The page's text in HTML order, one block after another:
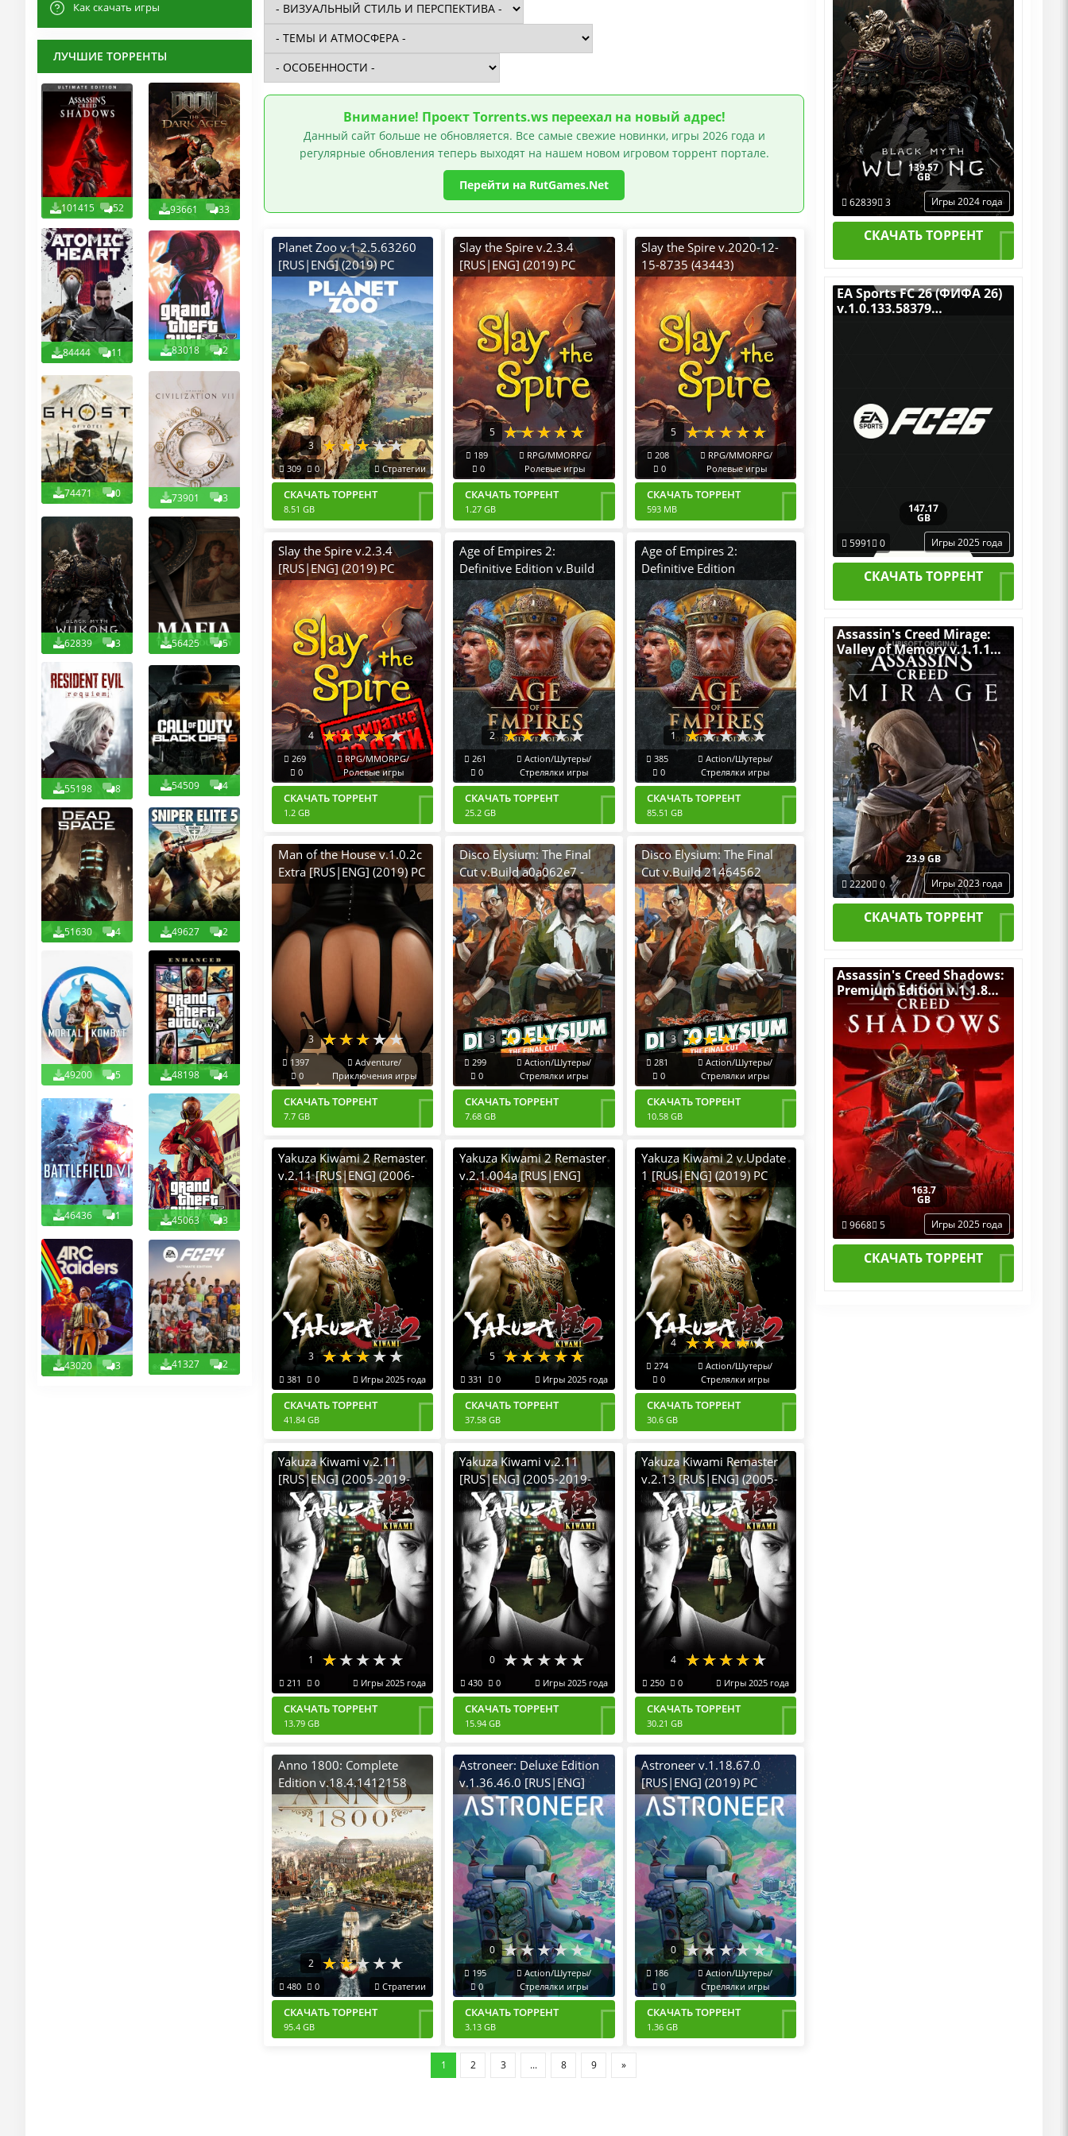
Как скачать игры
ЛУЧШИЕ ТОРРЕНТЫ
101415 52 93661 33
84444 11 83018 2
74471 0 73901 3
62839 3 56425 5
55198 8 54509 4
51630 4 49627 2
49200 5 48198 4
46436 1 45063 3
43020 3 41327 2
Внимание! Проект Torrents.ws переехал на новый адрес!
Данный сайт больше не обновляется. Все самые свежие новинки, игры 2026 года и
регулярные обновления теперь выходят на нашем новом игровом торрент портале.
Перейти на RutGames.Net
Planet Zoo v.1.2.5.63260
[RUS|ENG] (2019) PC
RePack от Хаттаб + All
DLCs
3
309 0 Стратегии
СКАЧАТЬ ТОРРЕНТ
8.51 GB
Slay the Spire v.2.3.4
[RUS|ENG] (2019) PC
Пиратка Portable + DLC
5
189
0
RPG/MMORPG/
Ролевые игры
СКАЧАТЬ ТОРРЕНТ
1.27 GB
Slay the Spire v.2020-12-
15-8735 (43443)
[RUS|ENG] (2019) PC
Лицензия GOG
5
208
0
RPG/MMORPG/
Ролевые игры
СКАЧАТЬ ТОРРЕНТ
593 MB
Slay the Spire v.2.3.4
[RUS|ENG] (2019) PC
Пиратка + Multiplayer
(Online по Сети) + DLCs
4
269
0
RPG/MMORPG/
Ролевые игры
СКАЧАТЬ ТОРРЕНТ
1.2 GB
Age of Empires 2:
Definitive Edition v.Build
45340 [RUS|ENG] (2019)
PC RePack от Хаттаб с
Дополнениями
2
261
0
Action/Шутеры/
Стрелялки игры
СКАЧАТЬ ТОРРЕНТ
25.2 GB
Age of Empires 2:
Definitive Edition
v.101.103.38337.0
[RUS|ENG] (1999-2019) PC
Пиратка Portable + All
DLCs
1
385
0
Action/Шутеры/
Стрелялки игры
СКАЧАТЬ ТОРРЕНТ
85.51 GB
Man of the House v.1.0.2c
Extra [RUS|ENG] (2019) PC
Лицензия
3
1397
0
Adventure/
Приключения игры
СКАЧАТЬ ТОРРЕНТ
7.7 GB
Disco Elysium: The Final
Cut v.Build a0a062e7 -
Collage Mode [RUS|ENG]
(2019) PC RePack от FitGirl
3
299
0
Action/Шутеры/
Стрелялки игры
СКАЧАТЬ ТОРРЕНТ
7.68 GB
Disco Elysium: The Final
Cut v.Build 21464562
[RUS|ENG] (2019) PC
Пиратка Portable + DLCs
3
281
0
Action/Шутеры/
Стрелялки игры
СКАЧАТЬ ТОРРЕНТ
10.58 GB
Yakuza Kiwami 2 Remaster
v.2.11 [RUS|ENG] (2006-
2019-2025) PC RePack от
Селезень
3
381 0 Игры 2025 года
СКАЧАТЬ ТОРРЕНТ
41.84 GB
Yakuza Kiwami 2 Remaster
v.2.1.004a [RUS|ENG]
(2006-2019-2025) PC
Лицензия GOG + DLCs
5
331 0 Игры 2025 года
СКАЧАТЬ ТОРРЕНТ
37.58 GB
Yakuza Kiwami 2 v.Update
1​​​​​​​ [RUS|ENG] (2019) PC
RePack от Хаттаб
4
274
0
Action/Шутеры/
Стрелялки игры
СКАЧАТЬ ТОРРЕНТ
30.6 GB
Yakuza Kiwami v.2.11
[RUS|ENG] (2005-2019-
2025) PC RePack от FitGirl
1
211 0 Игры 2025 года
СКАЧАТЬ ТОРРЕНТ
13.79 GB
Yakuza Kiwami v.2.11
[RUS|ENG] (2005-2019-
2025) PC RePack от
Селезень
0
430 0 Игры 2025 года
СКАЧАТЬ ТОРРЕНТ
15.94 GB
Yakuza Kiwami Remaster
v.2.13 [RUS|ENG] (2005-
2019-2025) PC Пиратка
Portable
4
250 0 Игры 2025 года
СКАЧАТЬ ТОРРЕНТ
30.21 GB
Anno 1800: Complete
Edition v.18.4.1412158
[RUS|ENG] (2019) PC
Пиратка Portable со
всеми Дополнениями
(All DLC)
2
480 0 Стратегии
СКАЧАТЬ ТОРРЕНТ
95.4 GB
Astroneer: Deluxe Edition
v.1.36.46.0 [RUS|ENG]
(2019) PC Пиратка
Portable + ALL DLC
0
195
0
Action/Шутеры/
Стрелялки игры
СКАЧАТЬ ТОРРЕНТ
3.13 GB
Astroneer v.1.18.67.0​​​​​​​
[RUS|ENG] (2019) PC
RePack от Хаттаб
0
186
0
Action/Шутеры/
Стрелялки игры
СКАЧАТЬ ТОРРЕНТ
1.36 GB
1 2 3 ... 8 9 »
Механики со всеми
Дополнениями (DLC)
139.57
GB
62839 3 Игры 2024 года
СКАЧАТЬ ТОРРЕНТ
EA Sports FC 26 (ФИФА 26)
v.1.0.133.58379
147.17
GB
5991
0 Игры 2025 года
СКАЧАТЬ ТОРРЕНТ
Assassin's Creed Mirage:
Valley of Memory v.1.1.1
[RUS|ENG] (2023) PC
RePack от Десептикон +
все Дополнения
23.9 GB
2220 0 Игры 2023 года
СКАЧАТЬ ТОРРЕНТ
Assassin's Creed Shadows:
Premium Edition v.1.1.8
(Build 21744524) [RUS|ENG]
(2025) PC Пиратка
Portable + All DLCs
163.7
GB
9668 5 Игры 2025 года
СКАЧАТЬ ТОРРЕНТ